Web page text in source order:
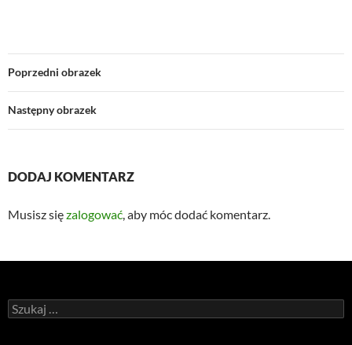
Poprzedni obrazek
Następny obrazek
DODAJ KOMENTARZ
Musisz sięzalogować, aby móc dodać komentarz.
Szukaj: